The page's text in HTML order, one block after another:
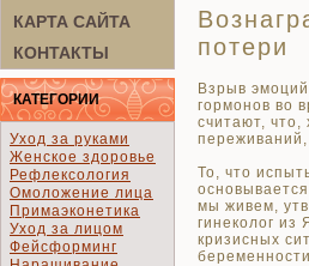
КАРТА САЙТА
КОНТАКТЫ
КАТЕГОРИИ
Уход за руками
Женское здоровье
Рефлексология
Омоложение лица
Примаэконетика
Уход за лицом
Фейсформинг
потери
Взрыв
гормонов во
считают, что,
То, что
мы живем,
гинеколог
кризисных